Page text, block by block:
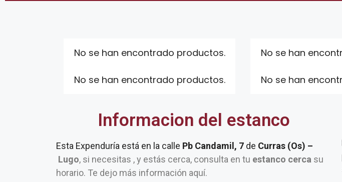
No se han encontrado productos.
No se han encontrado productos.
No se han
No se han
Informacion del estanco
Esta Expenduría está en la calle Pb Candamil, 7 de Curras (Os) –
Lugo, si necesitas , y estás cerca, consulta en tu estanco cerca su
horario. Te dejo más información aquí.